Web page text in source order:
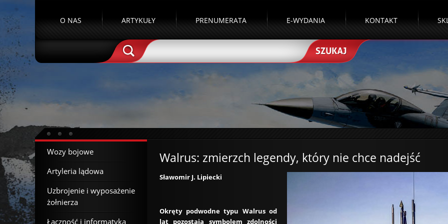
O NAS ARTYKUŁY PRENUMERATA E-WYDANIA KONTAKT
Walrus: zmierzch legendy, który nie chce nadejść
Sławomir J. Lipiecki
Okręty podwodne typu Walrus od
lat pozostają symbolem zdolności
Wozy bojowe
Artyleria lądowa
Uzbrojenie i wyposażenie
żołnierza
Łączność i informatyka